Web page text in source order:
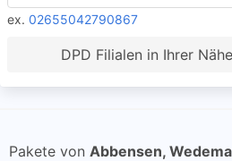
ex. 02655042790867
DPD Filialen in Ihrer
Pakete von Abbensen,